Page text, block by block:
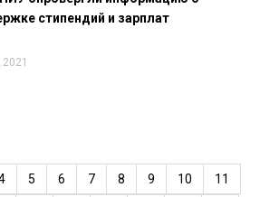
стипендий и зарплат
5 6 7 8 9 10 11